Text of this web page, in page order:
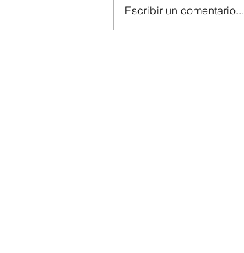
Escribir un comentario...